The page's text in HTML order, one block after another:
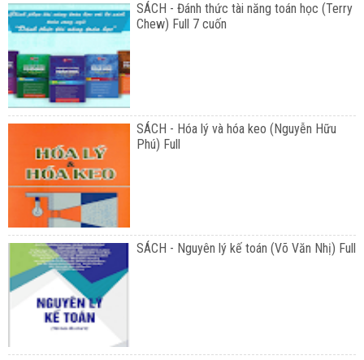
SÁCH - Đánh thức tài năng toán học (Terry
Chew) Full 7 cuốn
SÁCH - Hóa lý và hóa keo (Nguyễn Hữu
Phú) Full
SÁCH - Nguyên lý kế toán (Võ Văn Nhị) Full